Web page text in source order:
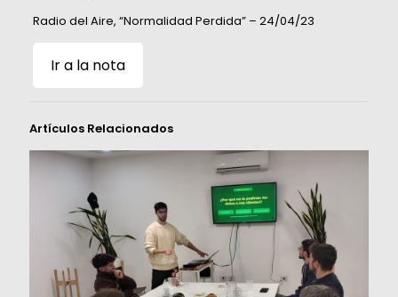
Radio del Aire, “Normalidad Perdida” – 24/04/23
Ir a la nota
Artículos Relacionados